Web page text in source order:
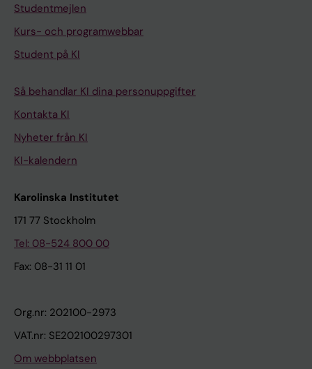
Studentmejlen
Kurs- och programwebbar
Student på KI
Så behandlar KI dina personuppgifter
Kontakta KI
Nyheter från KI
KI-kalendern
Karolinska Institutet
171 77 Stockholm
Tel: 08-524 800 00
Fax: 08-31 11 01
Org.nr: 202100-2973
VAT.nr: SE202100297301
Om webbplatsen